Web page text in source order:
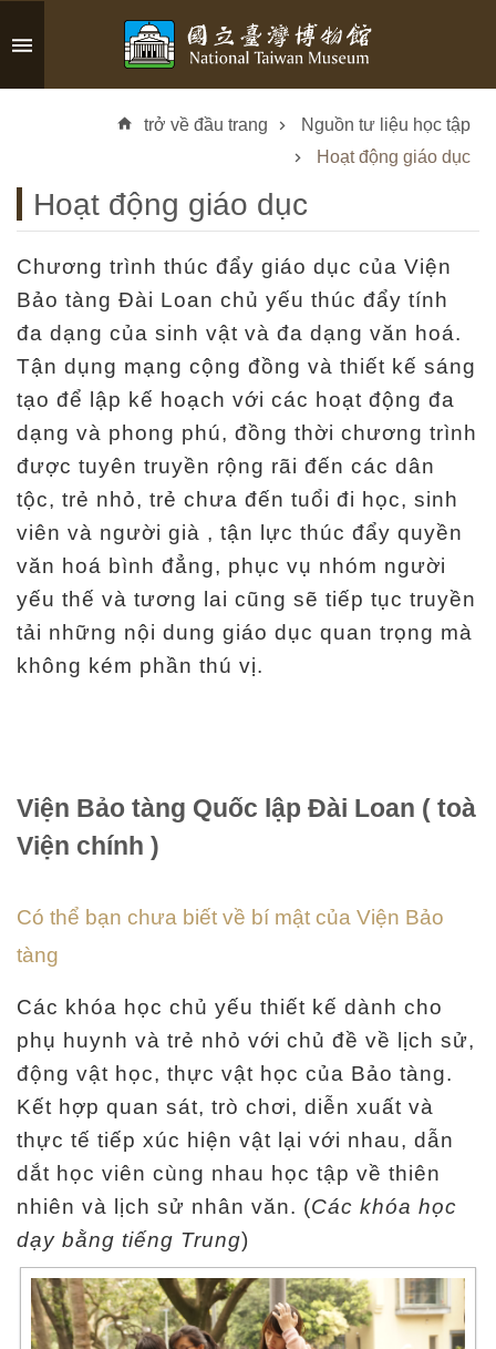
Skip to main content
c
e
S
e
a
h
T
n
g
h
a
q
u
n
T
h
ô
n
g
t
i
trở về đầu trang
Nguồn tư liệu học tập
Hoạt động giáo dục
Hoạt động giáo dục
Chương trình thúc đẩy giáo dục của Viện
Bảo tàng Đài Loan chủ yếu thúc đẩy tính
đa dạng của sinh vật và đa dạng văn hoá.
Tận dụng mạng cộng đồng và thiết kế sáng
tạo để lập kế hoạch với các hoạt động đa
dạng và phong phú, đồng thời chương trình
được tuyên truyền rộng rãi đến các dân
tộc, trẻ nhỏ, trẻ chưa đến tuổi đi học, sinh
viên và người già , tận lực thúc đẩy quyền
văn hoá bình đẳng, phục vụ nhóm người
yếu thế và tương lai cũng sẽ tiếp tục truyền
tải những nội dung giáo dục quan trọng mà
không kém phần thú vị.
Viện Bảo tàng Quốc lập Đài Loan ( toà
Viện chính )
Có thể bạn chưa biết về bí mật của Viện Bảo
tàng
Các khóa học chủ yếu thiết kế dành cho
phụ huynh và trẻ nhỏ với chủ đề về lịch sử,
động vật học, thực vật học của Bảo tàng.
Kết hợp quan sát, trò chơi, diễn xuất và
thực tế tiếp xúc hiện vật lại với nhau, dẫn
dắt học viên cùng nhau học tập về thiên
nhiên và lịch sử nhân văn. (Các khóa học
dạy bằng tiếng Trung)